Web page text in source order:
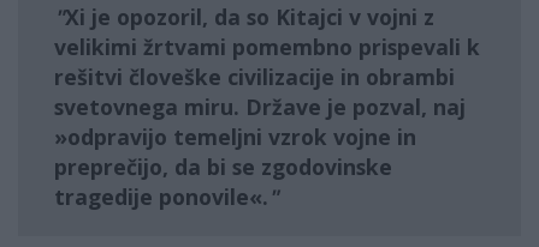
Xi je opozoril, da so Kitajci v vojni z
velikimi žrtvami pomembno prispevali k
rešitvi človeške civilizacije in obrambi
svetovnega miru. Države je pozval, naj
»odpravijo temeljni vzrok vojne in
preprečijo, da bi se zgodovinske
tragedije ponovile«.